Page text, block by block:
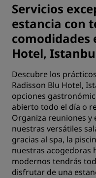
Servicios
estancia con
comodidades
Hotel,
Descubre los
Radisson Blu Hotel,
opciones
abierto todo el día o
Organiza reuniones y
nuestras versátiles
gracias al spa, la
nuestras acogedoras
modernos tendrás
disfrutar de una